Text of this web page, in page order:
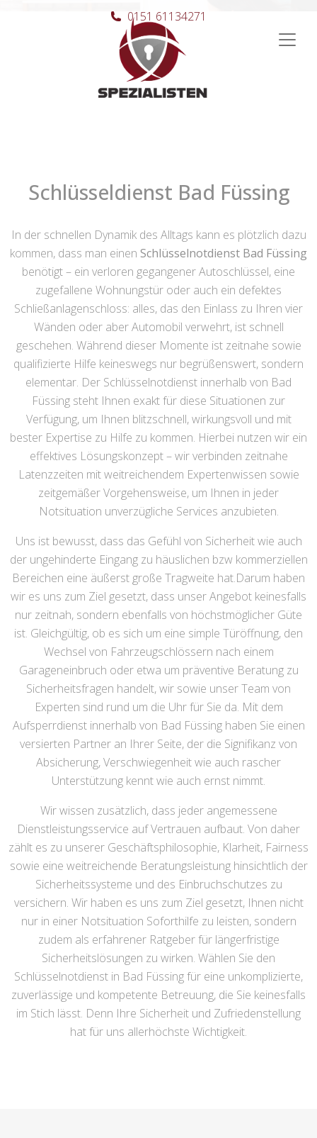
Hauptnavigation
0151 61134271
Schlüsseldienst Bad Füssing
In der schnellen Dynamik des Alltags kann es plötzlich dazu
kommen, dass man einen Schlüsselnotdienst Bad Füssing
benötigt – ein verloren gegangener Autoschlüssel, eine
zugefallene Wohnungstür oder auch ein defektes
Schließanlagenschloss: alles, das den Einlass zu Ihren vier
Wänden oder aber Automobil verwehrt, ist schnell
geschehen. Während dieser Momente ist zeitnahe sowie
qualifizierte Hilfe keineswegs nur begrüßenswert, sondern
elementar. Der Schlüsselnotdienst innerhalb von Bad
Füssing steht Ihnen exakt für diese Situationen zur
Verfügung, um Ihnen blitzschnell, wirkungsvoll und mit
bester Expertise zu Hilfe zu kommen. Hierbei nutzen wir ein
effektives Lösungskonzept – wir verbinden zeitnahe
Latenzzeiten mit weitreichendem Expertenwissen sowie
zeitgemäßer Vorgehensweise, um Ihnen in jeder
Notsituation unverzügliche Services anzubieten.
Uns ist bewusst, dass das Gefühl von Sicherheit wie auch
der ungehinderte Eingang zu häuslichen bzw kommerziellen
Bereichen eine äußerst große Tragweite hat.Darum haben
wir es uns zum Ziel gesetzt, dass unser Angebot keinesfalls
nur zeitnah, sondern ebenfalls von höchstmöglicher Güte
ist. Gleichgültig, ob es sich um eine simple Türöffnung, den
Wechsel von Fahrzeugschlössern nach einem
Garageneinbruch oder etwa um präventive Beratung zu
Sicherheitsfragen handelt, wir sowie unser Team von
Experten sind rund um die Uhr für Sie da. Mit dem
Aufsperrdienst innerhalb von Bad Füssing haben Sie einen
versierten Partner an Ihrer Seite, der die Signifikanz von
Absicherung, Verschwiegenheit wie auch rascher
Unterstützung kennt wie auch ernst nimmt.
Wir wissen zusätzlich, dass jeder angemessene
Dienstleistungsservice auf Vertrauen aufbaut. Von daher
zählt es zu unserer Geschäftsphilosophie, Klarheit, Fairness
sowie eine weitreichende Beratungsleistung hinsichtlich der
Sicherheitssysteme und des Einbruchschutzes zu
versichern. Wir haben es uns zum Ziel gesetzt, Ihnen nicht
nur in einer Notsituation Soforthilfe zu leisten, sondern
zudem als erfahrener Ratgeber für längerfristige
Sicherheitslösungen zu wirken. Wählen Sie den
Schlüsselnotdienst in Bad Füssing für eine unkomplizierte,
zuverlässige und kompetente Betreuung, die Sie keinesfalls
im Stich lässt. Denn Ihre Sicherheit und Zufriedenstellung
hat für uns allerhöchste Wichtigkeit.